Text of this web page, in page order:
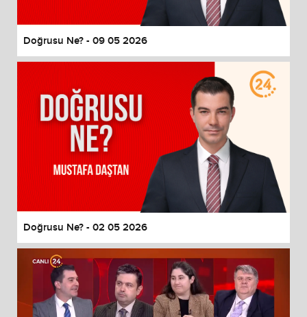
Doğrusu Ne? - 09 05 2026
Doğrusu Ne? - 02 05 2026